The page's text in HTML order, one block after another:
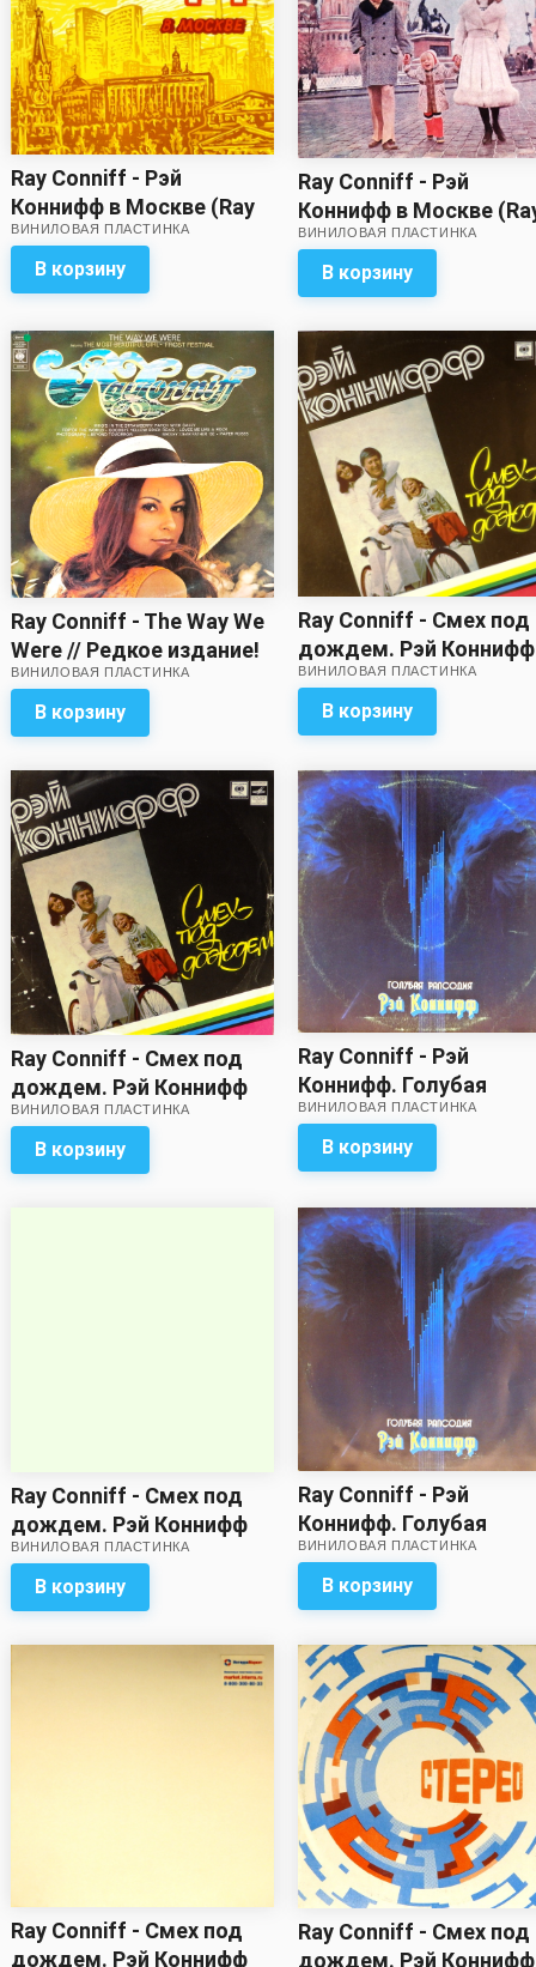
Ray Conniff - Рэй
Коннифф в Москве (Ray
Conniff In Moscow)
ВИНИЛОВАЯ ПЛАСТИНКА
В корзину
Ray Conniff - Рэй
Коннифф в Москве
Conniff In Moscow) //
Отличный звук!
ВИНИЛОВАЯ ПЛАСТИНКА
В корзину
Ray Conniff - The Way We
Were // Редкое издание!
ВИНИЛОВАЯ ПЛАСТИНКА
В корзину
Ray Conniff - Смех под
дождем. Рэй Коннифф
ВИНИЛОВАЯ ПЛАСТИНКА
В корзину
Ray Conniff - Смех под
дождем. Рэй Коннифф
(хороший звук!)
ВИНИЛОВАЯ ПЛАСТИНКА
В корзину
Ray Conniff - Рэй
Коннифф. Голубая
рапсодия
ВИНИЛОВАЯ ПЛАСТИНКА
В корзину
Ray Conniff - Смех под
дождем. Рэй Коннифф
(Цветной винил)
ВИНИЛОВАЯ ПЛАСТИНКА
В корзину
Ray Conniff - Рэй
Коннифф. Голубая
рапсодия
дарственная надпись
сбеге первой
минусом)
ВИНИЛОВАЯ ПЛАСТИНКА
В корзину
Ray Conniff - Смех под
дождем. Рэй Коннифф
Ray Conniff - Смех под
дождем. Рэй Коннифф